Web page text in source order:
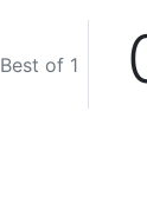
Best of 1